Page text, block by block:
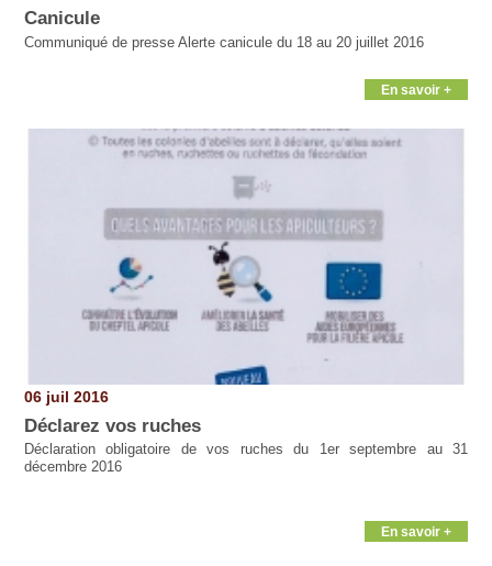
Canicule
Communiqué de presse Alerte canicule du 18 au 20 juillet 2016
En savoir +
06 juil 2016
Déclarez vos ruches
Déclaration obligatoire de vos ruches du 1er septembre au 31
décembre 2016
En savoir +